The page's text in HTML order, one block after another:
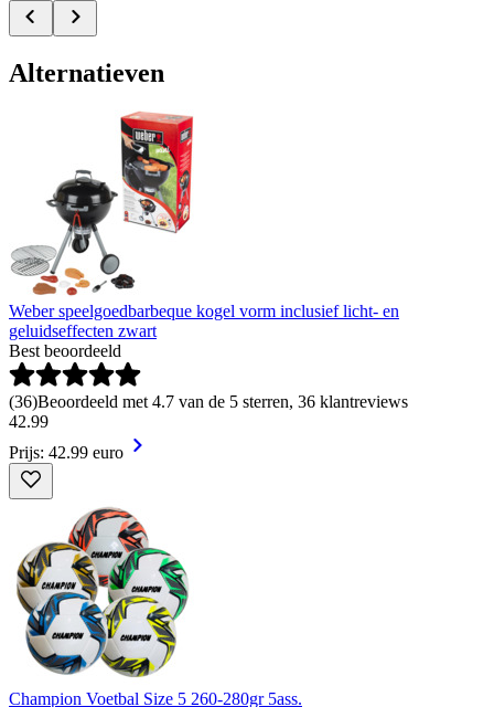
Alternatieven
Weber speelgoedbarbeque kogel vorm inclusief licht- en
geluidseffecten zwart
Best beoordeeld
(36)Beoordeeld met 4.7 van de 5 sterren, 36 klantreviews
42.99
Prijs: 42.99 euro
Champion Voetbal Size 5 260-280gr 5ass.